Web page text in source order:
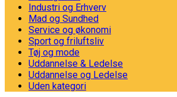
Industri og Erhverv
Mad og Sundhed
Service og økonomi
Sport og friluftsliv
Tøj og mode
Uddannelse & Ledelse
Uddannelse og Ledelse
Uden kategori